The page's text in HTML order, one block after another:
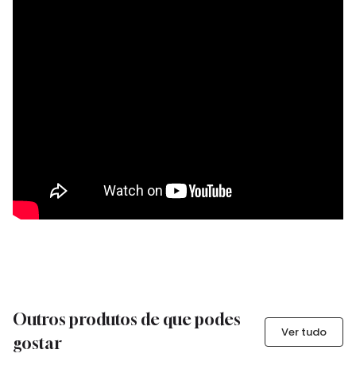
Outros produtos de que podes
gostar
Ver tudo